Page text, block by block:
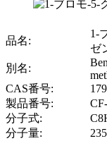
品名:
1-
ゼ
別名:
CAS番号:
製品番号:
分子式:
分子量: